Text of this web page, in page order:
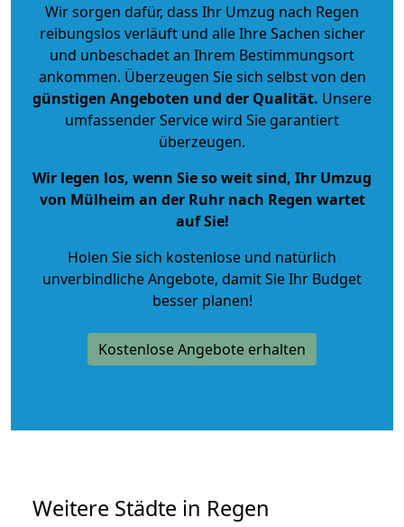
Wir sorgen dafür, dass Ihr Umzug nach Regen
reibungslos verläuft und alle Ihre Sachen sicher
und unbeschadet an Ihrem Bestimmungsort
ankommen. Überzeugen Sie sich selbst von den
günstigen Angeboten und der Qualität. Unsere
umfassender Service wird Sie garantiert
überzeugen.
Wir legen los, wenn Sie so weit sind, Ihr Umzug
von Mülheim an der Ruhr nach Regen wartet
auf Sie!
Holen Sie sich kostenlose und natürlich
unverbindliche Angebote, damit Sie Ihr Budget
besser planen!
Kostenlose Angebote erhalten
Weitere Städte in Regen